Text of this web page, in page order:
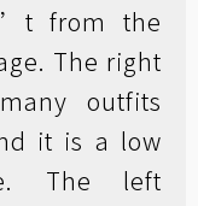
from the
The right
outfits
it is a low
The left